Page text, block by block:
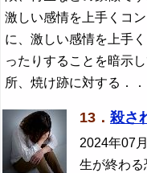
激しい感情を上手くコ
に、激しい感情を上手
ったりすることを暗示
所、焼け跡に対する．．
13． 殺さ
2024年07
生が終わる